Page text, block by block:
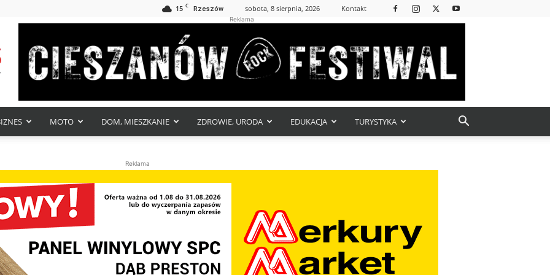
15 C Rzeszów sobota, 8 sierpnia, 2026 Kontakt
Reklama
MOTO DOM, MIESZKANIE ZDROWIE, URODA EDUKACJA TURYSTYKA
Reklama